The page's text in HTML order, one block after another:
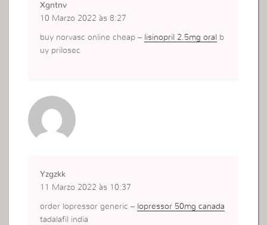
Xgntnv
10 Marzo 2022 às 8:27
buy norvasc online cheap – lisinopril 2.5mg oral b
uy prilosec
Yzgzkk
11 Marzo 2022 às 10:37
order lopressor generic – lopressor 50mg canada
tadalafil india